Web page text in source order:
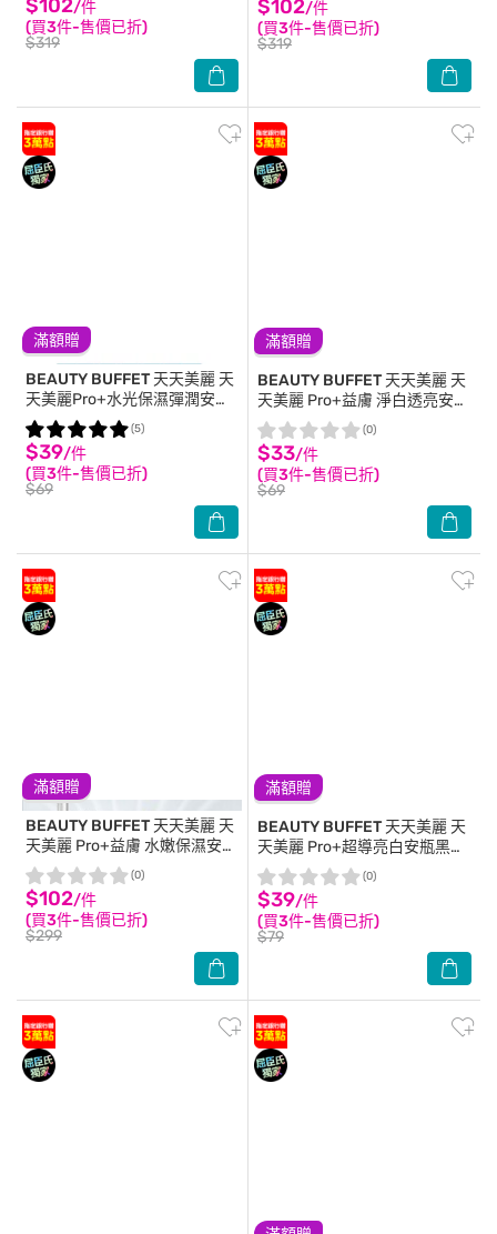
$102/件
(買3件-售價已折)
$319
$102/件
(買3件-售價已折)
$319
滿額贈
BEAUTY BUFFET 天天美麗 天
天美麗Pro+水光保濕彈潤安瓶
面膜(單片)
$39/件
(買3件-售價已折)
$69
(5)
滿額贈
BEAUTY BUFFET 天天美麗 天
天美麗 Pro+益膚 淨白透亮安瓶
面膜(單片)
$33/件
(買3件-售價已折)
$69
(0)
滿額贈
BEAUTY BUFFET 天天美麗 天
天美麗 Pro+益膚 水嫩保濕安瓶
面膜4入-箱購
$102/件
(買3件-售價已折)
$299
(0)
滿額贈
BEAUTY BUFFET 天天美麗 天
天美麗 Pro+超導亮白安瓶黑面
膜 單片
$39/件
(買3件-售價已折)
$79
(0)